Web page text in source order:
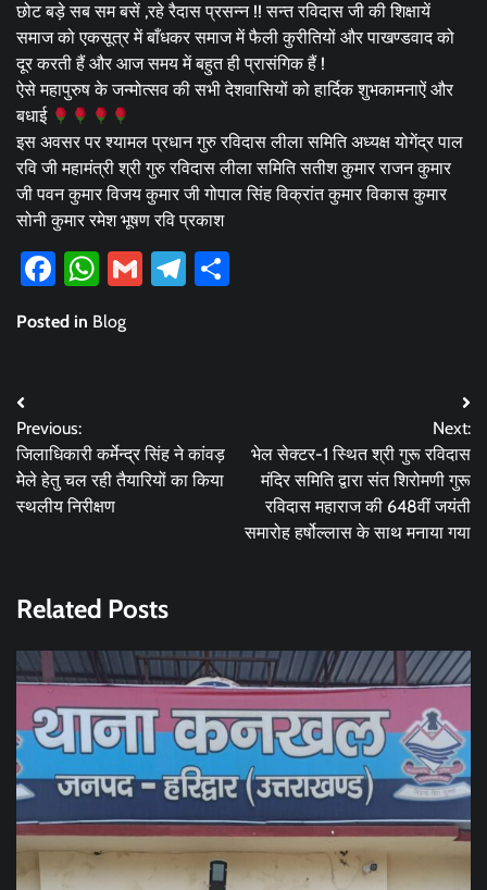
छोट बड़े सब सम बसें ,रहे रैदास प्रसन्न !! सन्त रविदास जी की शिक्षायें
समाज को एकसूत्र में बाँधकर समाज में फैली कुरीतियों और पाखण्डवाद को
दूर करती हैं और आज समय में बहुत ही प्रासंगिक हैं !
ऐसे महापुरुष के जन्मोत्सव की सभी देशवासियों को हार्दिक शुभकामनाऐं और
बधाई
इस अवसर पर श्यामल प्रधान गुरु रविदास लीला समिति अध्यक्ष योगेंद्र पाल
रवि जी महामंत्री श्री गुरु रविदास लीला समिति सतीश कुमार राजन कुमार
जी पवन कुमार विजय कुमार जी गोपाल सिंह विक्रांत कुमार विकास कुमार
सोनी कुमार रमेश भूषण रवि प्रकाश
Facebook
WhatsApp
GmailTelegram
Posted in Blog
Post
navigation
Previous:
जिलाधिकारी कर्मेन्द्र सिंह ने कांवड़
मेेले हेतु चल रही तैयारियों का किया
स्थलीय निरीक्षण
Next:
भेल सेक्टर-1 स्थित श्री गुरू रविदास
मंदिर समिति द्वारा संत शिरोमणी गुरू
रविदास महाराज की 648वीं जयंती
समारोह हर्षोल्लास के साथ मनाया गया
Related Posts